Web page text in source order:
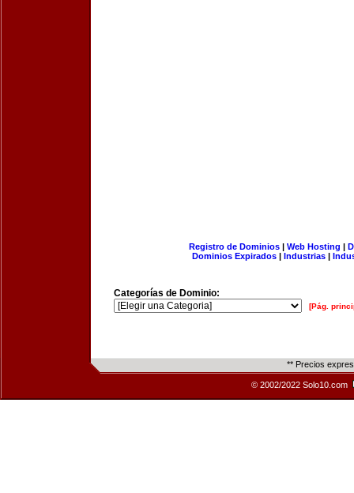
Registro de Dominios| Web Hosting |
Dominios Expirados | Industrias |
Categorías de Dominio:
[Pág.
** Precios
© 2002/2022 Solo10.com